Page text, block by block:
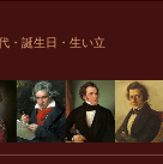
・誕生日・生い立